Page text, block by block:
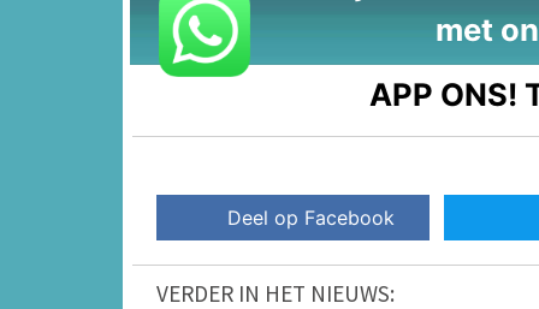
met
APP ONS!
Deel op Facebook
VERDER IN HET NIEUWS: